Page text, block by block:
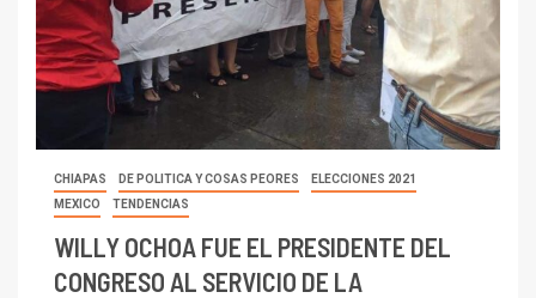
CHIAPAS DE POLITICA Y COSAS PEORES
ELECCIONES 2021
MEXICO
TENDENCIAS
WILLY OCHOA FUE EL PRESIDENTE DEL
CONGRESO AL SERVICIO DE LA